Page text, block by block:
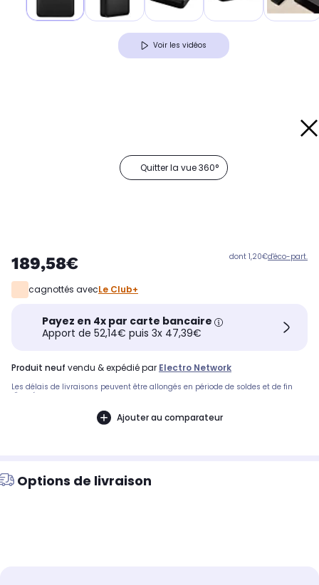
Voir les vidéos
Quitter la vue 360°
189,58€ dont 1,20€d'éco-part.
cagnottés avecLe Club+
Payez en 4x par carte bancaire
Apport de 52,14€ puis 3x 47,39€
produit neuf vendu & expédié par Electro Network
Les délais de livraisons peuvent être allongés en période de soldes et de fin
d'année.
Ajouter au comparateur
Options de livraison